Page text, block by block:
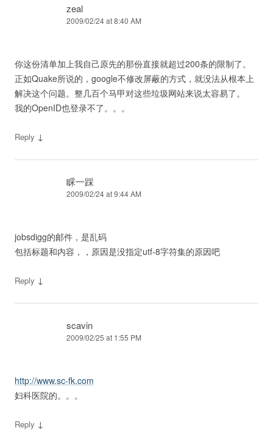
zeal
2009/02/24 at 8:40 AM
你这份清单加上我自己原先的那份直接就超过200条的限制了。
正如Quake所说的，google不修改屏蔽的方式，就没法从根本上
解决这个问题。整几百个马甲对这些垃圾网站来说太容易了。
我的OpenID也登录不了。。。
Reply ↓
睬一踩
2009/02/24 at 9:44 AM
jobsdigg的邮件，是乱码
包括标题和内容，，原因是没指定utf-8字符集的原因吧
Reply ↓
scavin
2009/02/25 at 1:55 PM
http://www.sc-fk.com
妇科医院的。。。
Reply ↓